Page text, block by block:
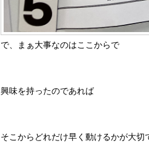
で、まぁ大事なのはここからで
興味を持ったのであれば
そこからどれだけ早く動けるかが大切